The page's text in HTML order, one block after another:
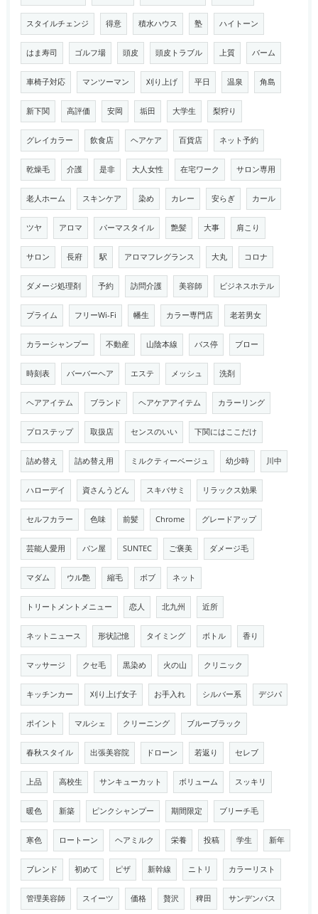
スタイルチェンジ 得意 積水ハウス 塾 ハイトーン
はま寿司 ゴルフ場 頭皮 頭皮トラブル 上質 バーム
車椅子対応 マンツーマン 刈り上げ 平日 温泉 角島
新下関 高評価 安岡 垢田 大学生 梨狩り
グレイカラー 飲食店 ヘアケア 百貨店 ネット予約
乾燥毛 介護 是非 大人女性 在宅ワーク サロン専用
老人ホーム スキンケア 染め カレー 安らぎ カール
ツヤ アロマ パーマスタイル 艶髪 大事 肩こり
サロン 長府 駅 アロマフレグランス 大丸 コロナ
ダメージ処理剤 予約 訪問介護 美容師 ビジネスホテル
プライム フリーWi-Fi 幡生 カラー専門店 老若男女
カラーシャンプー 不動産 山陰本線 バス停 ブロー
時刻表 バーバーヘア エステ メッシュ 洗剤
ヘアアイテム ブランド ヘアケアアイテム カラーリング
プロステップ 取扱店 センスのいい 下関にはここだけ
詰め替え 詰め替え用 ミルクティーベージュ 幼少時 川中
ハローデイ 資さんうどん スキバサミ リラックス効果
セルフカラー 色味 前髪 Chrome グレードアップ
芸能人愛用 パン屋 SUNTEC ご褒美 ダメージ毛
マダム ウル艶 縮毛 ボブ ネット
トリートメントメニュー 恋人 北九州 近所
ネットニュース 形状記憶 タイミング ボトル 香り
マッサージ クセ毛 黒染め 火の山 クリニック
キッチンカー 刈り上げ女子 お手入れ シルバー系 デジパ
ポイント マルシェ クリーニング ブルーブラック
春秋スタイル 出張美容院 ドローン 若返り セレブ
上品 高校生 サンキューカット ボリューム スッキリ
暖色 新築 ピンクシャンプー 期間限定 ブリーチ毛
寒色 ロートーン ヘアミルク 栄養 投稿 学生 新年
ブレンド 初めて ピザ 新幹線 ニトリ カラーリスト
管理美容師 スイーツ 価格 贅沢 稗田 サンデンバス